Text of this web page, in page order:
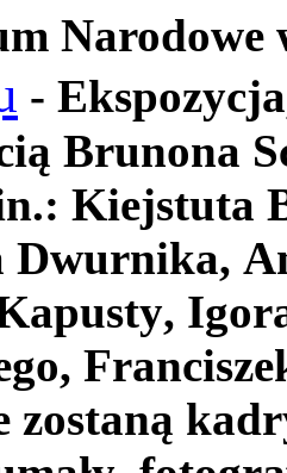
- Ekspozycja
ą Brunona
.: Kiejstuta
Dwurnika,
,
,
zostaną